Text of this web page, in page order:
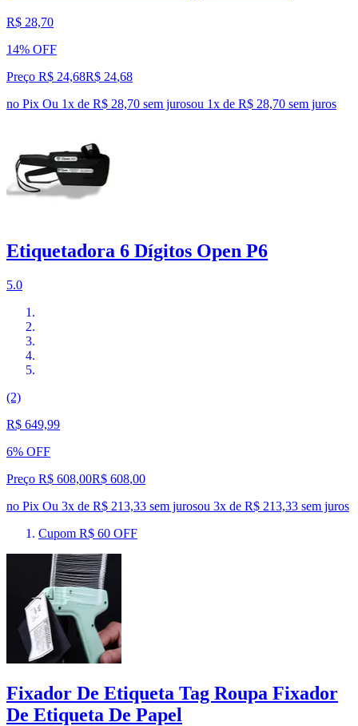
R$ 28,70
14% OFF
Preço R$ 24,68R$ 24,68
no Pix Ou 1x de R$ 28,70 sem jurosou 1x de R$ 28,70 sem juros
Etiquetadora 6 Dígitos Open P6
5.0
(2)
R$ 649,99
6% OFF
Preço R$ 608,00R$ 608,00
no Pix Ou 3x de R$ 213,33 sem jurosou 3x de R$ 213,33 sem juros
Cupom R$ 60 OFF
Fixador De Etiqueta Tag Roupa Fixador
De Etiqueta De Papel